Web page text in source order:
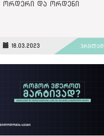
ორდერი და ორდენი
18.03.2023 ვრცლად